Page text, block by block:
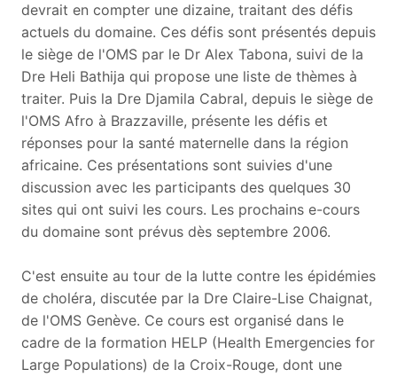
devrait en compter une dizaine, traitant des défis
actuels du domaine. Ces défis sont présentés depuis
le siège de l'OMS par le Dr Alex Tabona, suivi de la
Dre Heli Bathija qui propose une liste de thèmes à
traiter. Puis la Dre Djamila Cabral, depuis le siège de
l'OMS Afro à Brazzaville, présente les défis et
réponses pour la santé maternelle dans la région
africaine. Ces présentations sont suivies d'une
discussion avec les participants des quelques 30
sites qui ont suivi les cours. Les prochains e-cours
du domaine sont prévus dès septembre 2006.
C'est ensuite au tour de la lutte contre les épidémies
de choléra, discutée par la Dre Claire-Lise Chaignat,
de l'OMS Genève. Ce cours est organisé dans le
cadre de la formation HELP (Health Emergencies for
Large Populations) de la Croix-Rouge, dont une